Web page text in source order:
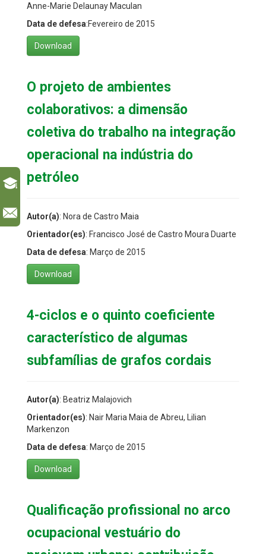
Anne-Marie Delaunay Maculan
Data de defesa:Fevereiro de 2015
Download
O projeto de ambientes
colaborativos: a dimensão
coletiva do trabalho na integração
operacional na indústria do
petróleo
Autor(a): Nora de Castro Maia
Orientador(es): Francisco José de Castro Moura Duarte
Data de defesa: Março de 2015
Download
4-ciclos e o quinto coeficiente
característico de algumas
subfamílias de grafos cordais
Autor(a): Beatriz Malajovich
Orientador(es): Nair Maria Maia de Abreu, Lilian
Markenzon
Data de defesa: Março de 2015
Download
Qualificação profissional no arco
ocupacional vestuário do